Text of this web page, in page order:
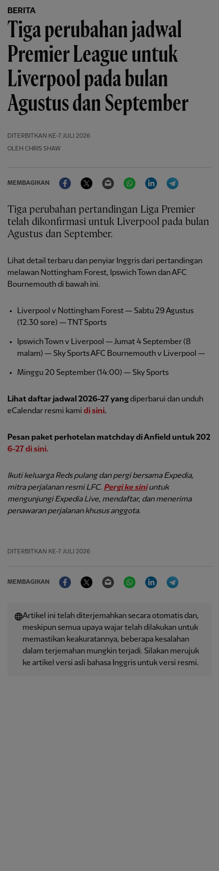
BERITA
Tiga perubahan jadwal
Premier League untuk
Liverpool pada bulan
Agustus dan September
DITERBITKAN KE-7 JULI 2026
OLEH CHRIS SHAW
MEMBAGIKAN
FacebookTwitter Email WhatsAppLinkedIn
Tiga perubahan pertandingan Liga Premier
telah dikonfirmasi untuk Liverpool pada bulan
Agustus dan September.
Lihat detail terbaru dan penyiar Inggris dari pertandingan
melawan Nottingham Forest, Ipswich Town dan AFC
Bournemouth di bawah ini.
Liverpool v Nottingham Forest — Sabtu 29 Agustus
(12.30 sore) — TNT Sports
Ipswich Town v Liverpool — Jumat 4 September (8
malam) — Sky Sports AFC Bournemouth v Liverpool —
Minggu 20 September (14:00) — Sky Sports
Lihat daftar jadwal 2026-27 yangdiperbarui dan unduh
eCalendar resmi kami di sini.
Pesan paket perhotelan matchday di Anfield untuk 202
6-27 di sini.
Ikuti keluarga Reds pulang dan pergi bersama Expedia,
mitra perjalanan resmi LFC. Pergi ke sini untuk
mengunjungi Expedia Live, mendaftar, dan menerima
penawaran perjalanan khusus anggota.
DITERBITKAN KE-7 JULI 2026
MEMBAGIKAN
FacebookTwitter Email WhatsAppLinkedIn
Artikel ini telah diterjemahkan secara otomatis dan,
meskipun semua upaya wajar telah dilakukan untuk
memastikan keakuratannya, beberapa kesalahan
dalam terjemahan mungkin terjadi. Silakan merujuk
ke artikel versi asli bahasa Inggris untuk versi resmi.